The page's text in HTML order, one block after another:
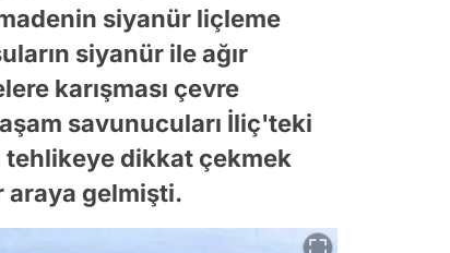
siyanür liçleme
siyanür ile ağır
karışması çevre
savunucuları İliç'teki
tehlikeye dikkat çekmek
araya gelmişti.